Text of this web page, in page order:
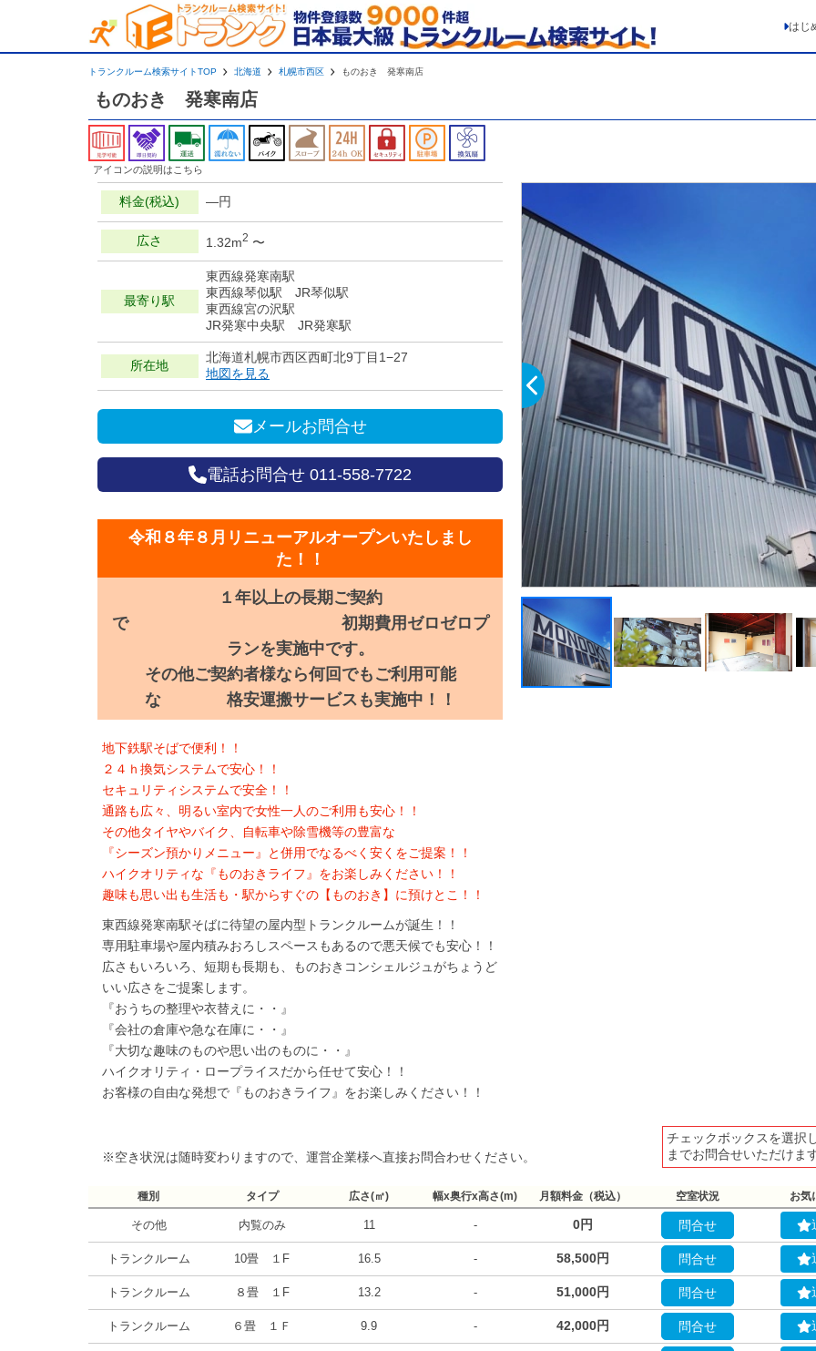
はじ
トランクルーム検索サイトTOP 北海道 札幌市西区 ものおき 発寒南店
ものおき 発寒南店
アイコンの説明はこちら
料金(税込) —円
広さ 1.32m2 〜
最寄り駅
東西線発寒南駅
東西線琴似駅 JR琴似駅
東西線宮の沢駅
JR発寒中央駅 JR発寒駅
所在地
北海道札幌市西区西町北9丁目1−27
地図を見る
メールお問合せ
電話お問合せ 011-558-7722
令和８年８月リニューアルオープンいたしまし
た！！
１年以上の長期ご契約
で 初期費用ゼロゼロプ
ランを実施中です。
その他ご契約者様なら何回でもご利用可能
な 格安運搬サービスも実施中！！
地下鉄駅そばで便利！！
２４ｈ換気システムで安心！！
セキュリティシステムで安全！！
通路も広々、明るい室内で女性一人のご利用も安心！！
その他タイヤやバイク、自転車や除雪機等の豊富な
『シーズン預かりメニュー』と併用でなるべく安くをご提案！！
ハイクオリティな『ものおきライフ』をお楽しみください！！
趣味も思い出も生活も・駅からすぐの【ものおき】に預けとこ！！
東西線発寒南駅そばに待望の屋内型トランクルームが誕生！！
専用駐車場や屋内積みおろしスペースもあるので悪天候でも安心！！
広さもいろいろ、短期も長期も、ものおきコンシェルジュがちょうど
いい広さをご提案します。
『おうちの整理や衣替えに・・』
『会社の倉庫や急な在庫に・・』
『大切な趣味のものや思い出のものに・・』
ハイクオリティ・ロープライスだから任せて安心！！
お客様の自由な発想で『ものおきライフ』をお楽しみください！！
※空き状況は随時変わりますので、運営企業様へ直接お問合わせください。
チェックボックスを選択
までお問合せいただけま
種別 タイプ 広さ(㎡) 幅x奥行x高さ(m) 月額料金（税込） 空室状況 お気
その他 内覧のみ 11 - 0円 問合せ
トランクルーム 10畳 １F 16.5 - 58,500円 問合せ
トランクルーム ８畳 １F 13.2 - 51,000円 問合せ
トランクルーム ６畳 １Ｆ 9.9 - 42,000円 問合せ